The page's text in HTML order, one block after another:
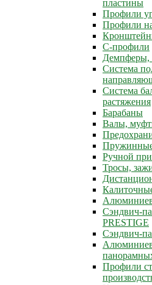
пластины
Профили
Профили
С-профили
Система
Система
растяжения
Барабаны
Валы,
Ручной
Тросы,
Сэндвич-
PRESTIGE
Сэндвич-
Профили